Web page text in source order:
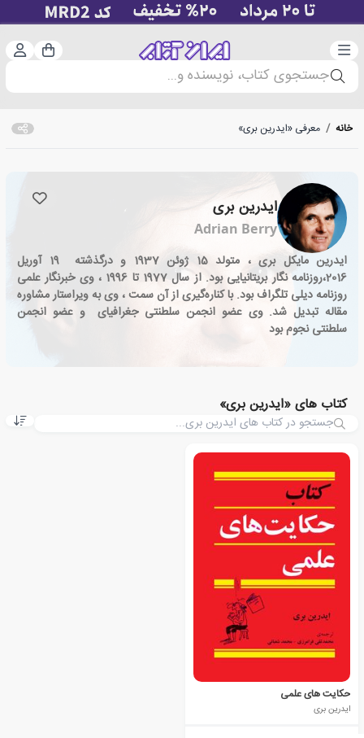
دسته‌بندی سبد
جستجوی کتاب، نویسنده و...
خانه / معرفی «ایدرین بری»
ایدرین بری
Adrian Berry
ایدرین مایکل بری ، متولد 15 ژوئن 1937 و درگذشته 19 آوریل
2016،روزنامه نگار بریتانیایی بود. از سال 1977 تا 1996 ، وی خبرنگار علمی
روزنامه دیلی تلگراف بود. با کناره‌گیری از آن سمت ، وی به ویراستار مشاوره
مقاله تبدیل شد. وی عضو انجمن سلطنتی جغرافیای و عضو انجمن
سلطنتی نجوم بود
کتاب های «ایدرین بری»
حکایت های علمی
ایدرین بری